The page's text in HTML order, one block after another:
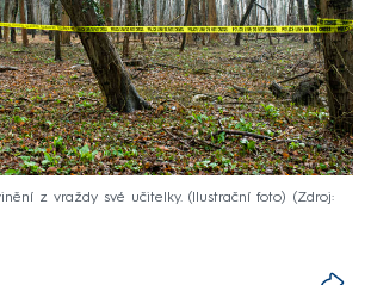
z vraždy své učitelky. (Ilustrační foto)
Zdroj: